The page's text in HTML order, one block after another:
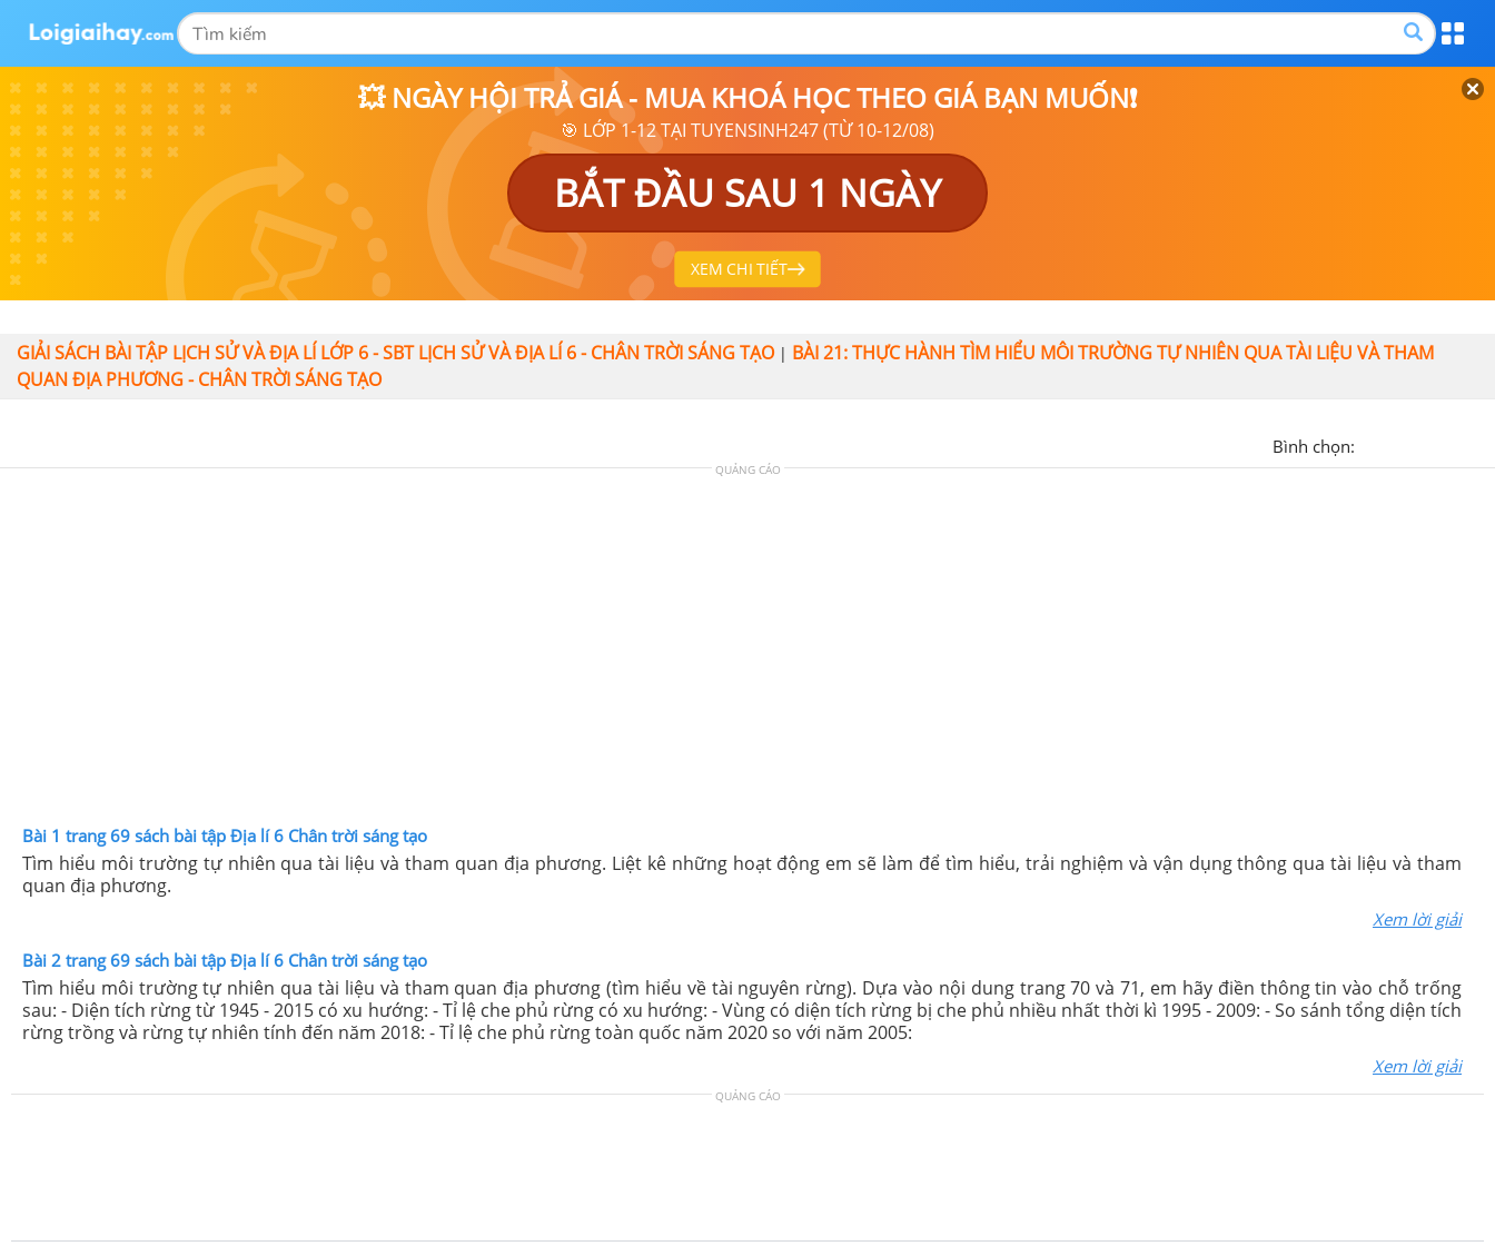
💥 NGÀY HỘI TRẢ GIÁ - MUA KHOÁ HỌC THEO GIÁ BẠN MUỐN❗
🎯 LỚP 1-12 TẠI TUYENSINH247 (TỪ 10-12/08)
BẮT ĐẦU SAU 1 NGÀY
XEM CHI TIẾT
GIẢI SÁCH BÀI TẬP LỊCH SỬ VÀ ĐỊA LÍ LỚP 6 - SBT LỊCH SỬ VÀ ĐỊA LÍ 6 - CHÂN TRỜI SÁNG TẠO| BÀI 21: THỰC HÀNH TÌM HIỂU MÔI TRƯỜNG TỰ NHIÊN QUA TÀI LIỆU VÀ THAM
QUAN ĐỊA PHƯƠNG - CHÂN TRỜI SÁNG TẠO
Bình chọn:
QUẢNG CÁO
Bài 1 trang 69 sách bài tập Địa lí 6 Chân trời sáng tạo
Tìm hiểu môi trường tự nhiên qua tài liệu và tham quan địa phương. Liệt kê những hoạt động em sẽ làm để tìm hiểu, trải nghiệm và vận dụng thông qua tài liệu và tham
quan địa phương.
Xem lời giải
Bài 2 trang 69 sách bài tập Địa lí 6 Chân trời sáng tạo
Tìm hiểu môi trường tự nhiên qua tài liệu và tham quan địa phương (tìm hiểu về tài nguyên rừng). Dựa vào nội dung trang 70 và 71, em hãy điền thông tin vào chỗ trống
sau: - Diện tích rừng từ 1945 - 2015 có xu hướng: - Tỉ lệ che phủ rừng có xu hướng: - Vùng có diện tích rừng bị che phủ nhiều nhất thời kì 1995 - 2009: - So sánh tổng diện tích
rừng trồng và rừng tự nhiên tính đến năm 2018: - Tỉ lệ che phủ rừng toàn quốc năm 2020 so với năm 2005:
Xem lời giải
QUẢNG CÁO